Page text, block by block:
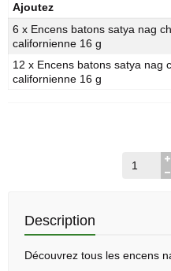
Ajoutez
6 x Encens batons satya nag
californienne 16 g
12 x Encens batons satya nag
californienne 16 g
Description
Découvrez tous les encens